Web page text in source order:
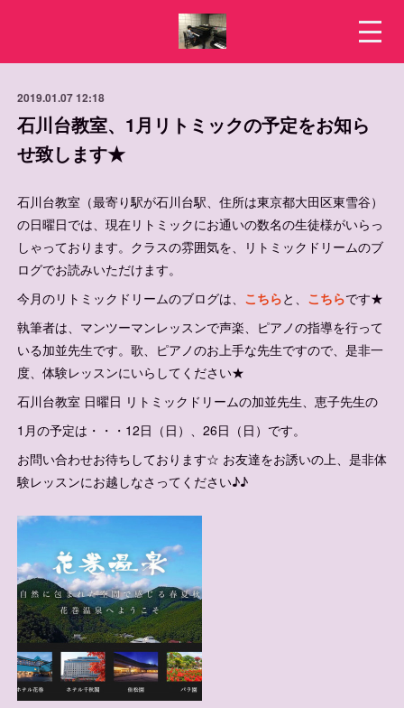
2019.01.07 12:18
石川台教室、1月リトミックの予定をお知ら
せ致します★
石川台教室（最寄り駅が石川台駅、住所は東京都大田区東雪谷）
の日曜日では、現在リトミックにお通いの数名の生徒様がいらっ
しゃっております。クラスの雰囲気を、リトミックドリームのブ
ログでお読みいただけます。
今月のリトミックドリームのブログは、 こちらと、 こちらです★
執筆者は、マンツーマンレッスンで声楽、ピアノの指導を行って
いる加並先生です。歌、ピアノのお上手な先生ですので、是非一
度、体験レッスンにいらしてください★
石川台教室 日曜日 リトミックドリームの加並先生、恵子先生の
1月の予定は・・・12日（日）、26日（日）です。
お問い合わせお待ちしております☆ お友達をお誘いの上、是非体
験レッスンにお越しなさってください♪♪